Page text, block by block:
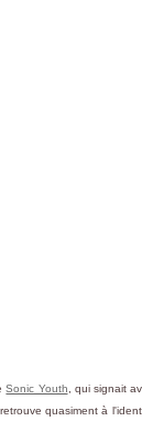
Sonic Youth, qui signait
quasiment à